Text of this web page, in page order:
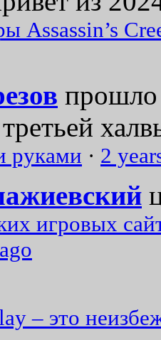
Assassin’s
прошло
руками · 2
игровых
– это